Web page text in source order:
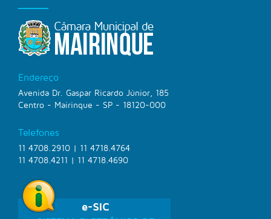
Endereço
Avenida Dr. Gaspar Ricardo Júnior, 185
Centro - Mairinque - SP - 18120-000
Telefones
11 4708.2910 | 11 4718.4764
11 4708.4211 | 11 4718.4690